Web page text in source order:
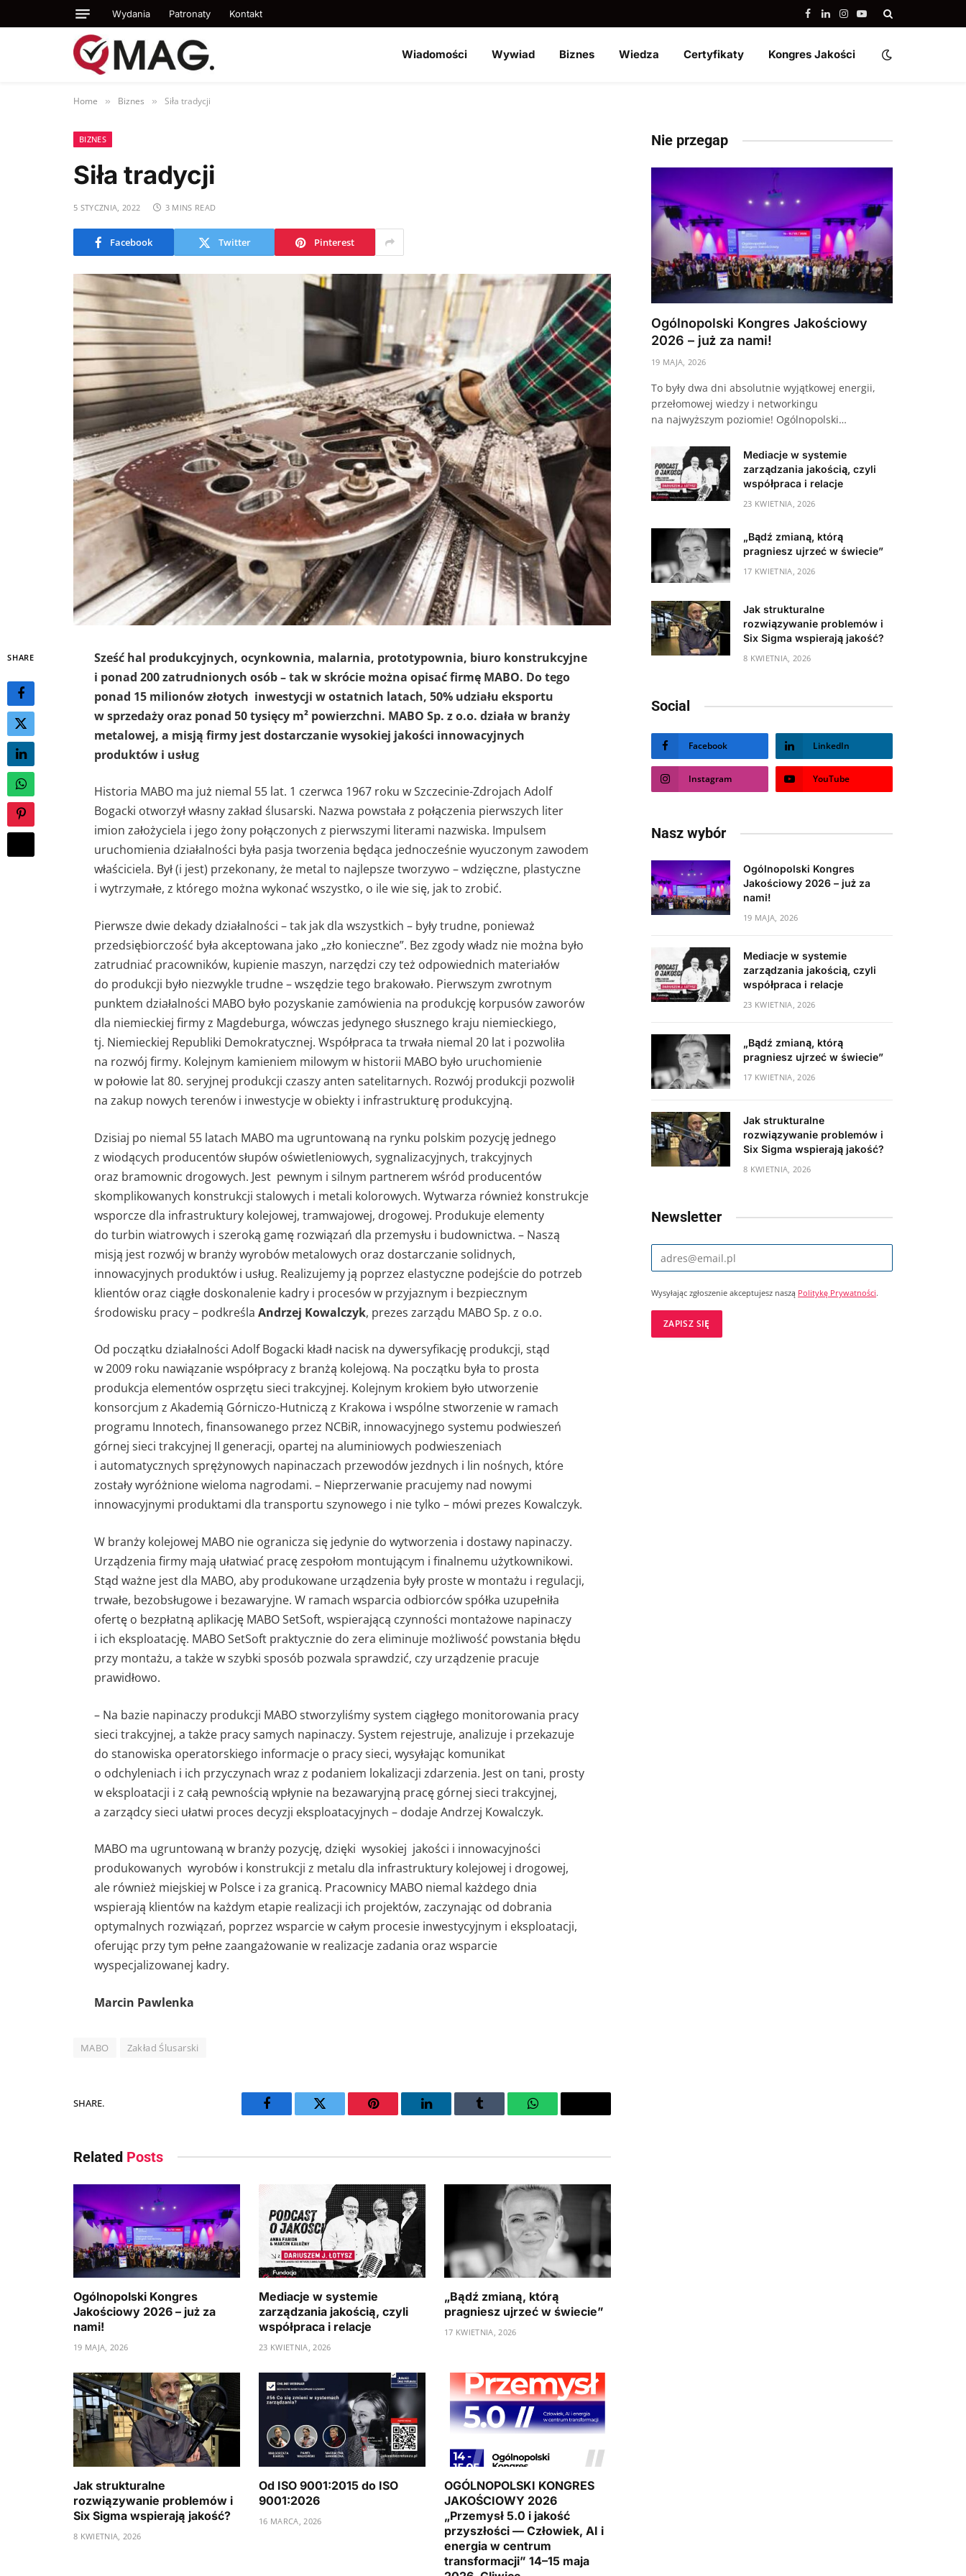
Wydania Patronaty Kontakt Facebook
LinkedIn
Instagram
YouTube
Wiadomości Wywiad Biznes Wiedza Certyfikaty Kongres Jakości
Home » Biznes » Siła tradycji
BIZNES
Siła tradycji
5 STYCZNIA, 2022 3 MINS READ
Facebook Twitter Pinterest
SHARE
Sześć hal produkcyjnych, ocynkownia, malarnia, prototypownia, biuro konstrukcyjne
i ponad 200 zatrudnionych osób – tak w skrócie można opisać firmę MABO. Do tego
ponad 15 milionów złotych inwestycji w ostatnich latach, 50% udziału eksportu
w sprzedaży oraz ponad 50 tysięcy m² powierzchni. MABO Sp. z o.o. działa w branży
metalowej, a misją firmy jest dostarczanie wysokiej jakości innowacyjnych
produktów i usług
Historia MABO ma już niemal 55 lat. 1 czerwca 1967 roku w Szczecinie-Zdrojach Adolf
Bogacki otworzył własny zakład ślusarski. Nazwa powstała z połączenia pierwszych liter
imion założyciela i jego żony połączonych z pierwszymi literami nazwiska. Impulsem
uruchomienia działalności była pasja tworzenia będąca jednocześnie wyuczonym zawodem
właściciela. Był (i jest) przekonany, że metal to najlepsze tworzywo – wdzięczne, plastyczne
i wytrzymałe, z którego można wykonać wszystko, o ile wie się, jak to zrobić.
Pierwsze dwie dekady działalności – tak jak dla wszystkich – były trudne, ponieważ
przedsiębiorczość była akceptowana jako „zło konieczne”. Bez zgody władz nie można było
zatrudniać pracowników, kupienie maszyn, narzędzi czy też odpowiednich materiałów
do produkcji było niezwykle trudne – wszędzie tego brakowało. Pierwszym zwrotnym
punktem działalności MABO było pozyskanie zamówienia na produkcję korpusów zaworów
dla niemieckiej firmy z Magdeburga, wówczas jedynego słusznego kraju niemieckiego,
tj. Niemieckiej Republiki Demokratycznej. Współpraca ta trwała niemal 20 lat i pozwoliła
na rozwój firmy. Kolejnym kamieniem milowym w historii MABO było uruchomienie
w połowie lat 80. seryjnej produkcji czaszy anten satelitarnych. Rozwój produkcji pozwolił
na zakup nowych terenów i inwestycje w obiekty i infrastrukturę produkcyjną.
Dzisiaj po niemal 55 latach MABO ma ugruntowaną na rynku polskim pozycję jednego
z wiodących producentów słupów oświetleniowych, sygnalizacyjnych, trakcyjnych
oraz bramownic drogowych. Jest pewnym i silnym partnerem wśród producentów
skomplikowanych konstrukcji stalowych i metali kolorowych. Wytwarza również konstrukcje
wsporcze dla infrastruktury kolejowej, tramwajowej, drogowej. Produkuje elementy
do turbin wiatrowych i szeroką gamę rozwiązań dla przemysłu i budownictwa. – Naszą
misją jest rozwój w branży wyrobów metalowych oraz dostarczanie solidnych,
innowacyjnych produktów i usług. Realizujemy ją poprzez elastyczne podejście do potrzeb
klientów oraz ciągłe doskonalenie kadry i procesów w przyjaznym i bezpiecznym
środowisku pracy – podkreślaAndrzej Kowalczyk, prezes zarządu MABO Sp. z o.o.
Od początku działalności Adolf Bogacki kładł nacisk na dywersyfikację produkcji, stąd
w 2009 roku nawiązanie współpracy z branżą kolejową. Na początku była to prosta
produkcja elementów osprzętu sieci trakcyjnej. Kolejnym krokiem było utworzenie
konsorcjum z Akademią Górniczo-Hutniczą z Krakowa i wspólne stworzenie w ramach
programu Innotech, finansowanego przez NCBiR, innowacyjnego systemu podwieszeń
górnej sieci trakcyjnej II generacji, opartej na aluminiowych podwieszeniach
i automatycznych sprężynowych napinaczach przewodów jezdnych i lin nośnych, które
zostały wyróżnione wieloma nagrodami. – Nieprzerwanie pracujemy nad nowymi
innowacyjnymi produktami dla transportu szynowego i nie tylko – mówi prezes Kowalczyk.
W branży kolejowej MABO nie ogranicza się jedynie do wytworzenia i dostawy napinaczy.
Urządzenia firmy mają ułatwiać pracę zespołom montującym i finalnemu użytkownikowi.
Stąd ważne jest dla MABO, aby produkowane urządzenia były proste w montażu i regulacji,
trwałe, bezobsługowe i bezawaryjne. W ramach wsparcia odbiorców spółka uzupełniła
ofertę o bezpłatną aplikację MABO SetSoft, wspierającą czynności montażowe napinaczy
i ich eksploatację. MABO SetSoft praktycznie do zera eliminuje możliwość powstania błędu
przy montażu, a także w szybki sposób pozwala sprawdzić, czy urządzenie pracuje
prawidłowo.
– Na bazie napinaczy produkcji MABO stworzyliśmy system ciągłego monitorowania pracy
sieci trakcyjnej, a także pracy samych napinaczy. System rejestruje, analizuje i przekazuje
do stanowiska operatorskiego informacje o pracy sieci, wysyłając komunikat
o odchyleniach i ich przyczynach wraz z podaniem lokalizacji zdarzenia. Jest on tani, prosty
w eksploatacji i z całą pewnością wpłynie na bezawaryjną pracę górnej sieci trakcyjnej,
a zarządcy sieci ułatwi proces decyzji eksploatacyjnych – dodaje Andrzej Kowalczyk.
MABO ma ugruntowaną w branży pozycję, dzięki wysokiej jakości i innowacyjności
produkowanych wyrobów i konstrukcji z metalu dla infrastruktury kolejowej i drogowej,
ale również miejskiej w Polsce i za granicą. Pracownicy MABO niemal każdego dnia
wspierają klientów na każdym etapie realizacji ich projektów, zaczynając od dobrania
optymalnych rozwiązań, poprzez wsparcie w całym procesie inwestycyjnym i eksploatacji,
oferując przy tym pełne zaangażowanie w realizacje zadania oraz wsparcie
wyspecjalizowanej kadry.
Marcin Pawlenka
MABO Zakład Ślusarski
SHARE.
Facebook Twitter Pinterest LinkedIn Tumblr WhatsAppEmail
Related Posts
Ogólnopolski Kongres
Jakościowy 2026 – już za
nami!
19 MAJA, 2026
Mediacje w systemie
zarządzania jakością, czyli
współpraca i relacje
23 KWIETNIA, 2026
„Bądź zmianą, którą
pragniesz ujrzeć w świecie”
17 KWIETNIA, 2026
Jak strukturalne
rozwiązywanie problemów i
Six Sigma wspierają jakość?
8 KWIETNIA, 2026
Od ISO 9001:2015 do ISO
9001:2026
16 MARCA, 2026
OGÓLNOPOLSKI KONGRES
JAKOŚCIOWY 2026
„Przemysł 5.0 i jakość
przyszłości — Człowiek, AI i
energia w centrum
transformacji” 14–15 maja
Nie przegap
Ogólnopolski Kongres Jakościowy
2026 – już za nami!
19 MAJA, 2026
To były dwa dni absolutnie wyjątkowej energii,
przełomowej wiedzy i networkingu
na najwyższym poziomie! Ogólnopolski…
Mediacje w systemie
zarządzania jakością, czyli
współpraca i relacje
23 KWIETNIA, 2026
„Bądź zmianą, którą
pragniesz ujrzeć w świecie”
17 KWIETNIA, 2026
Jak strukturalne
rozwiązywanie problemów i
Six Sigma wspierają jakość?
8 KWIETNIA, 2026
Social
Facebook LinkedIn
Instagram YouTube
Nasz wybór
Ogólnopolski Kongres
Jakościowy 2026 – już za
nami!
19 MAJA, 2026
Mediacje w systemie
zarządzania jakością, czyli
współpraca i relacje
23 KWIETNIA, 2026
„Bądź zmianą, którą
pragniesz ujrzeć w świecie”
17 KWIETNIA, 2026
Jak strukturalne
rozwiązywanie problemów i
Six Sigma wspierają jakość?
8 KWIETNIA, 2026
Newsletter
Wysyłając zgłoszenie akceptujesz naszą Politykę Prywatności.